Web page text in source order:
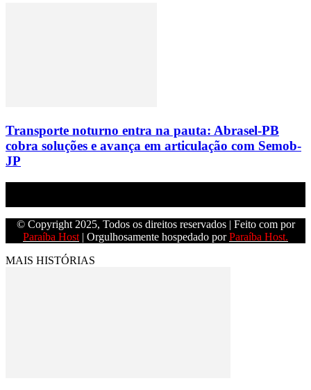
Transporte noturno entra na pauta: Abrasel-PB
cobra soluções e avança em articulação com Semob-
JP
© Copyright 2025, Todos os direitos reservados | Feito com por
Paraíba Host | Orgulhosamente hospedado porParaíba Host.
MAIS HISTÓRIAS